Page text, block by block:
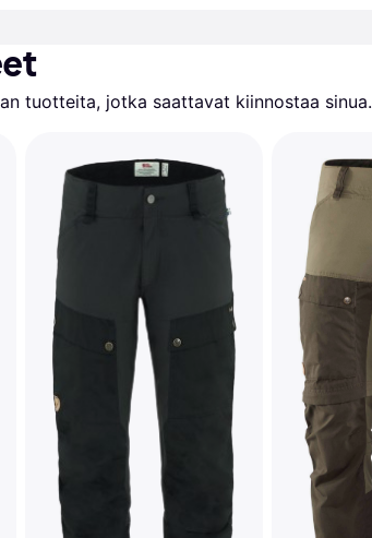
tuotteita, jotka saattavat kiinnostaa sinua.